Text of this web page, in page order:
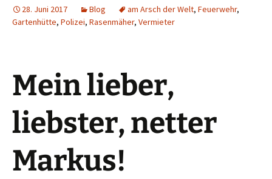
28. Juni 2017 Blog am Arsch der Welt, Feuerwehr,
Gartenhütte, Polizei, Rasenmäher, Vermieter
Mein lieber,
liebster, netter
Markus!